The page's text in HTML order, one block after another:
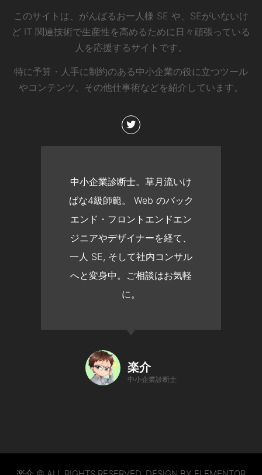
このサイトは、がんばるお一人様 SE や、SEがいないけ
ど IT 関連技術で生産性を高めるために日々頑張っている
人を応援するサイトです。
特に予算・人手に制約のある中小企業の役に立つツール
やコンテンツ、その他仕事術などを紹介しています。
中小企業診断士。草月流いけ
ばな4級師範。 Web のバック
エンド・フロントエンドエン
ジニアやデザイナーを経て、
一人 SE, そして社内コンサル
へと変身中。ご相談はお気軽
に。
楽介
中小企業診断士